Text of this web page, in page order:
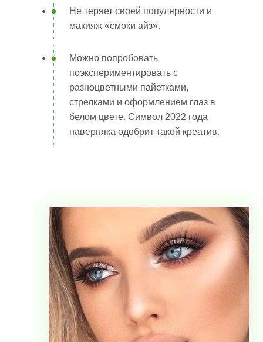
Не теряет своей популярности и
макияж «смоки айз».
Можно попробовать
поэкспериментировать с
разноцветными пайетками,
стрелками и оформлением глаз в
белом цвете. Символ 2022 года
наверняка одобрит такой креатив.